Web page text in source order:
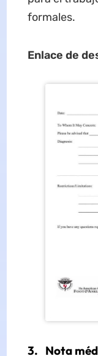
formales.
Enlace de
3. Nota